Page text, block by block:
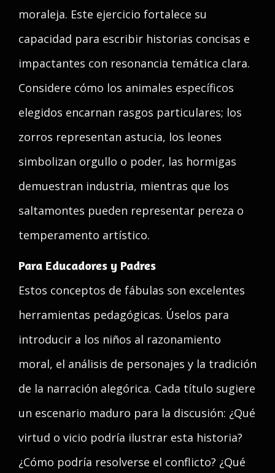
moraleja. Este ejercicio fortalece su
capacidad para escribir historias concisas e
impactantes con resonancia temática clara.
Considere cómo los animales específicos
elegidos encarnan rasgos particulares; los
zorros representan astucia, los leones
simbolizan orgullo o poder, las hormigas
demuestran industria, mientras que los
saltamontes pueden representar pereza o
temperamento artístico.
Para Educadores y Padres
Estos conceptos de fábulas son excelentes
herramientas pedagógicas. Úselos para
introducir a los niños al razonamiento
moral, el análisis de personajes y la tradición
de la narración alegórica. Cada título sugiere
un escenario maduro para la discusión: ¿Qué
virtud o vicio podría ilustrar esta historia?
¿Cómo podría resolverse el conflicto? ¿Qué